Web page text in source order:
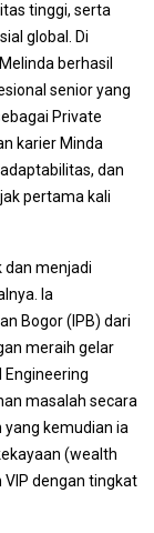
tinggi, serta
global. Di
berhasil
senior yang
Private
karier Minda
dan
pertama kali
dan menjadi
Ia
Bogor (IPB) dari
meraih gelar
Engineering
masalah secara
kemudian ia
(wealth
dengan tingkat